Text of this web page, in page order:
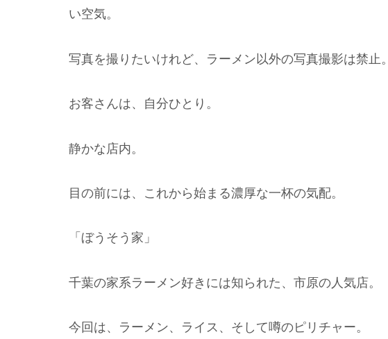
い空気。
写真を撮りたいけれど、ラーメン以外の写真撮影は禁止。
お客さんは、自分ひとり。
静かな店内。
目の前には、これから始まる濃厚な一杯の気配。
「ぼうそう家」
千葉の家系ラーメン好きには知られた、市原の人気店。
今回は、ラーメン、ライス、そして噂のピリチャー。